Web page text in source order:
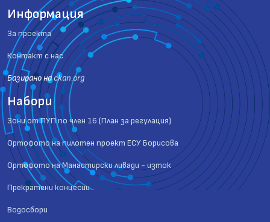
Информация
За проекта
Контакт с нас
Базиранo наckan.org
Набори
Зони от ПУП по член 16 (План за регулация)
Ортофото на пилотен проект ЕСУ Борисова
Ортофото на Манастирски ливади - изток
Прекратени концесии
Водосбори